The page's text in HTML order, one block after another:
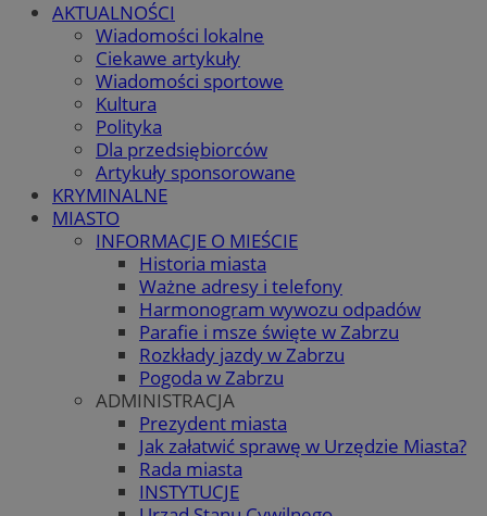
AKTUALNOŚCI
Wiadomości lokalne
Ciekawe artykuły
Wiadomości sportowe
Kultura
Polityka
Dla przedsiębiorców
Artykuły sponsorowane
KRYMINALNE
MIASTO
INFORMACJE O MIEŚCIE
Historia miasta
Ważne adresy i telefony
Harmonogram wywozu odpadów
Parafie i msze święte w Zabrzu
Rozkłady jazdy w Zabrzu
Pogoda w Zabrzu
ADMINISTRACJA
Prezydent miasta
Jak załatwić sprawę w Urzędzie Miasta?
Rada miasta
INSTYTUCJE